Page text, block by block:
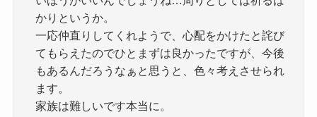
かりというか。
一応仲直りしてくれようで、心配をかけたと詫び
てもらえたのでひとまずは良かったですが、今後
もあるんだろうなぁと思うと、色々考えさせられ
ます。
家族は難しいです本当に。